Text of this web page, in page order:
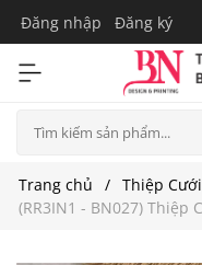
Đăng nhập Đăng ký
Trang chủ
Thiệp
(RR3IN1 - BN027) Thiệp